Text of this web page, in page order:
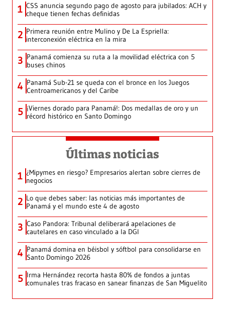
1 CSS anuncia segundo pago de agosto para jubilados: ACH y
cheque tienen fechas definidas
2 Primera reunión entre Mulino y De La Espriella:
interconexión eléctrica en la mira
3 Panamá comienza su ruta a la movilidad eléctrica con 5
buses chinos
4 Panamá Sub-21 se queda con el bronce en los Juegos
Centroamericanos y del Caribe
5 ¡Viernes dorado para Panamá!: Dos medallas de oro y un
récord histórico en Santo Domingo
Últimas noticias
1 ¿Mipymes en riesgo? Empresarios alertan sobre cierres de
negocios
2 Lo que debes saber: las noticias más importantes de
Panamá y el mundo este 4 de agosto
3 Caso Pandora: Tribunal deliberará apelaciones de
cautelares en caso vinculado a la DGI
4 Panamá domina en béisbol y sóftbol para consolidarse en
Santo Domingo 2026
5 Irma Hernández recorta hasta 80% de fondos a juntas
comunales tras fracaso en sanear finanzas de San Miguelito